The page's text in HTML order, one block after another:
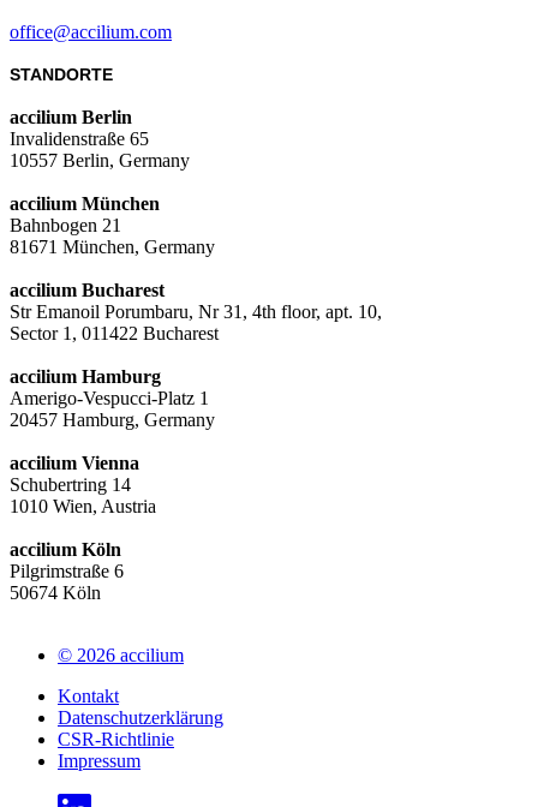
office@accilium.com
STANDORTE
accilium Berlin
Invalidenstraße 65
10557 Berlin, Germany
accilium München
Bahnbogen 21
81671 München, Germany
accilium Bucharest
Str Emanoil Porumbaru, Nr 31, 4th floor, apt. 10,
Sector 1, 011422 Bucharest
accilium Hamburg
Amerigo-Vespucci-Platz 1
20457 Hamburg, Germany
accilium Vienna
Schubertring 14
1010 Wien, Austria
accilium Köln
Pilgrimstraße 6
50674 Köln
© 2026 accilium
Kontakt
Datenschutzerklärung
CSR-Richtlinie
Impressum